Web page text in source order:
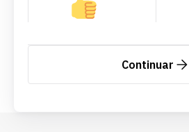
Continuar